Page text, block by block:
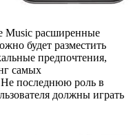
Music расширенные
будет разместить
предпочтения,
самых
последнюю роль в
должны играть